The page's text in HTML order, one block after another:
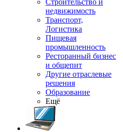
Строительство и
недвижимость
Транспорт,
Логистика
Пищевая
промышленность
Ресторанный бизнес
и общепит
Другие отраслевые
решения
Образование
Ещё